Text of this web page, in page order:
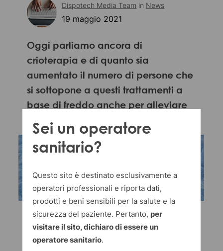
Dispotech Media Team in News
19 maggio 2021
Oggi parliamo ancora di
crioterapia e di quanto sia
aumentato il numero di persone che
si sottopone a questi trattamenti a
base di freddo anche per alleviare
lo stress.
Sul blog di Dispotechdi oggi parliamo ancora
dicrioterapiae di quanto sia aumentato il
numero di persone che si sottopone a questi
Sei un operatore
sanitario?
Questo sito è destinato esclusivamente a
operatori professionali e riporta dati,
prodotti e beni sensibili per la salute e la
sicurezza del paziente. Pertanto, per
visitare il sito, dichiaro di essere un
operatore sanitario.